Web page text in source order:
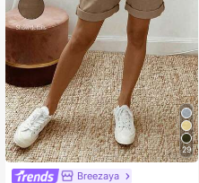
29
Breezaya